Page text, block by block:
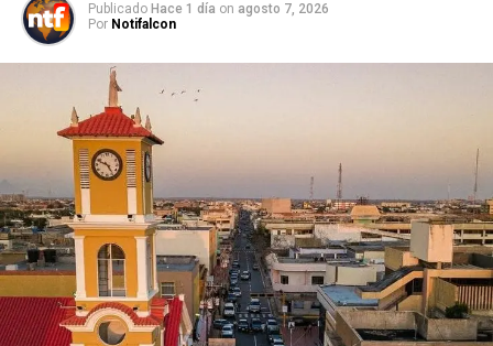
Publicado Hace 1 día on agosto 7, 2026
Por Notifalcon